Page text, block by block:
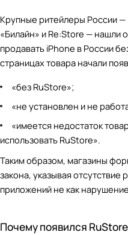
Крупные ритейлеры России
«Билайн» и Re:Store — нашли
продавать iPhone в России
страницах товара начали
«без RuStore»;
«не установлен и не
«имеется недостаток
использовать RuStore».
Таким образом, магазины
закона, указывая отсутствие
приложений не как
Почему появился